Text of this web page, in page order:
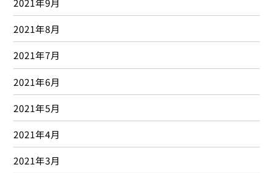
2021年8月
2021年7月
2021年6月
2021年5月
2021年4月
2021年3月